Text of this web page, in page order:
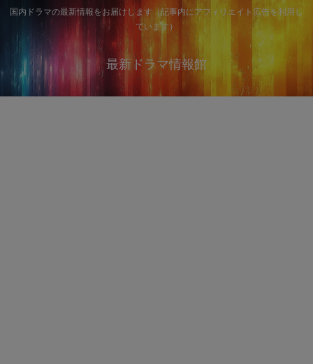
国内ドラマの最新情報をお届けします（記事内にアフィリエイト広告を利用し
ています）
最新ドラマ情報館